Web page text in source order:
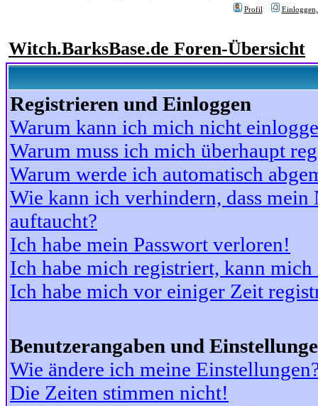
Profil
Witch.BarksBase.de Foren-Übersicht
Registrieren und Einloggen
Warum kann ich mich nicht
Warum muss ich mich überhaupt
Warum werde ich automatisch
Wie kann ich verhindern, dass
auftaucht?
Ich habe mein Passwort verloren!
Ich habe mich registriert, kann
Ich habe mich vor einiger Zeit
Benutzerangaben und
Wie ändere ich meine
Die Zeiten stimmen nicht!